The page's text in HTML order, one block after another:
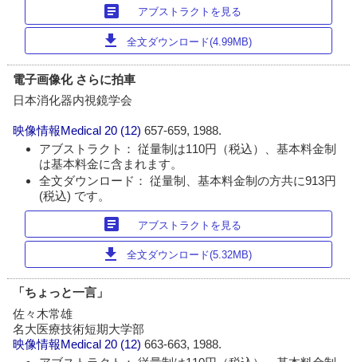
article アブストラクトを見る
download 全文ダウンロード(4.99MB)
電子画像化 さらに拍車
日本消化器内視鏡学会
映像情報Medical 20 (12)657-659, 1988.
アブストラクト： 従量制は110円（税込）、基本料金制
は基本料金に含まれます。
全文ダウンロード： 従量制、基本料金制の方共に913円
(税込) です。
article アブストラクトを見る
download 全文ダウンロード(5.32MB)
「ちょっと一言」
佐々木常雄
名大医療技術短期大学部
映像情報Medical 20 (12)663-663, 1988.